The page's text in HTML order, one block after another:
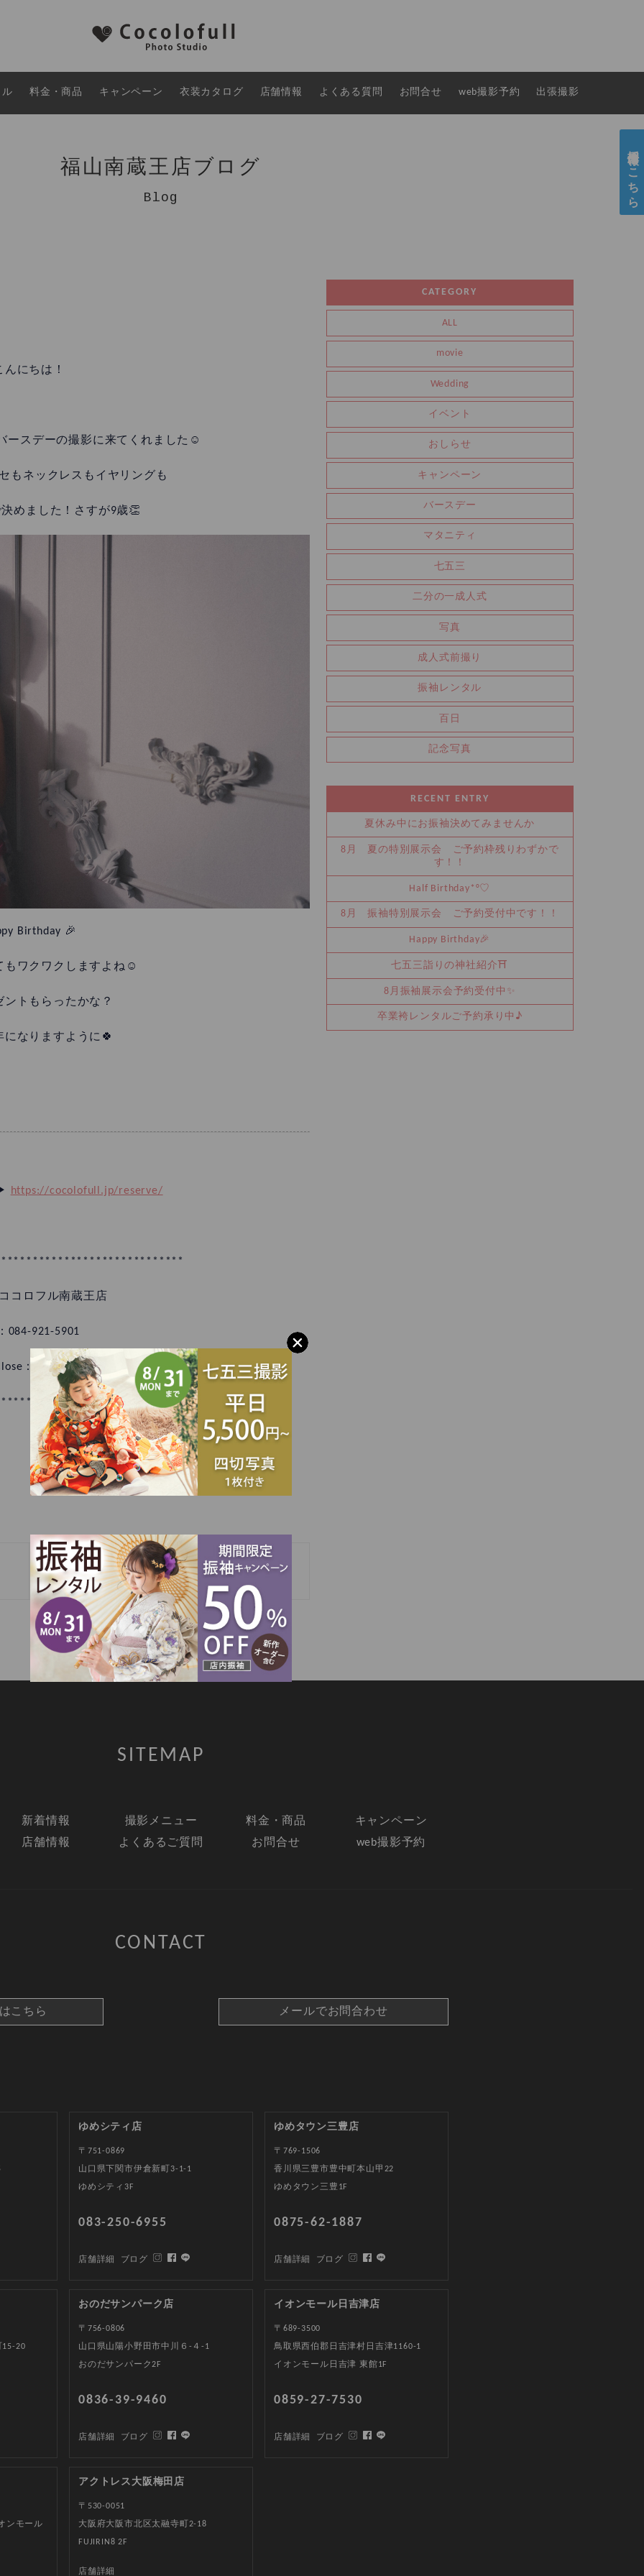
料金・商品 キャンペーン 衣装カタログ 店舗情報 よくある質問 お問合せ web撮影予約 出張撮影
福山南蔵王店ブログ
Blog
んにちは！
ースデーの撮影に来てくれました☺️
もネックレスもイヤリングも
めました！さすが9歳👏
Birthday 🎉
もワクワクしますよね☺️
ントもらったかな？
になりますように🍀
https://cocolofull.jp/reserve/
コロフル南蔵王店
084-921-5901
：18:00 水曜定休日
パーツ撮りのすすめ。 »
CATEGORY
ALL
movie
Wedding
イベント
おしらせ
キャンペーン
バースデー
マタニティ
七五三
二分の一成人式
写真
成人式前撮り
振袖レンタル
百日
記念写真
RECENT ENTRY
夏休み中にお振袖決めてみませんか
8月 夏の特別展示会 ご予約枠残りわずかで
す！！
Half Birthday‪‪*°♡
8月 振袖特別展示会 ご予約受付中です！！
Happy Birthday🎉
七五三詣りの神社紹介⛩️
8月振袖展示会予約受付中✨
卒業袴レンタルご予約承り中♪
SITEMAP
新着情報 撮影メニュー 料金・商品
キャンペーン
店舗情報
よくあるご質問 お問合せ web撮影予約
CONTACT
こちら メールでお問合わせ
ゆめシティ店
〒751-0869
山口県下関市伊倉新町3-1-1
ゆめシティ3F
083-250-6955
店舗詳細 ブログ
ゆめタウン三豊店
〒769-1506
香川県三豊市豊中町本山甲22
ゆめタウン三豊1F
0875-62-1887
店舗詳細 ブログ
15-20
おのだサンパーク店
〒756-0806
山口県山陽小野田市中川６-４-1
おのだサンパーク2F
0836-39-9460
店舗詳細 ブログ
イオンモール日吉津店
〒689-3500
鳥取県西伯郡日吉津村日吉津1160-1
イオンモール日吉津 東館1F
0859-27-7530
店舗詳細 ブログ
ンモール
アクトレス大阪梅田店
〒530-0051
大阪府大阪市北区太融寺町2-18
FUJIRIN8 2F
店舗詳細
採用情報はこちら